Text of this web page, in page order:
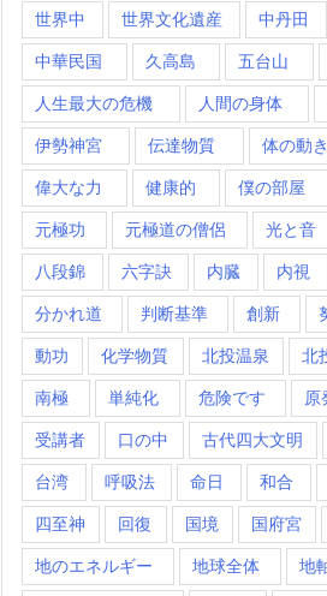
世界中 世界文化遺産 中丹田
中華民国 久高島 五台山
人生最大の危機 人間の身体
伊勢神宮 伝達物質 体の動き
偉大な力 健康的 僕の部屋
元極功 元極道の僧侶 光と音
八段錦 六字訣 内臓 内視
分かれ道 判断基準 創新
動功 化学物質 北投温泉 北
南極 単純化 危険です 原
受講者 口の中 古代四大文明
台湾 呼吸法 命日 和合
四至神 回復 国境 国府宮
地のエネルギー 地球全体 地